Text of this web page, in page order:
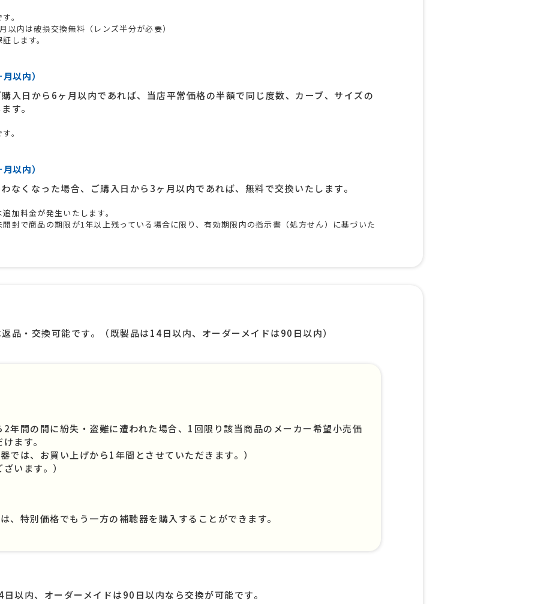
。
内は破損交換無料（レンズ半分が必要）
します。
以内）
入日から6ヶ月以内であれば、当店平常価格の半額で同じ度数、カーブ、サイズの
す。
。
以内）
なくなった場合、ご購入日から3ヶ月以内であれば、無料で交換いたします。
加料金が発生いたします。
封で商品の期限が1年以上残っている場合に限り、有効期限内の指示書（処方せん）に基づいた
品・交換可能です。（既製品は14日以内、オーダーメイドは90日以内）
年間の間に紛失・盗難に遭われた場合、1回限り該当商品のメーカー希望小売価
ます。
では、お買い上げから1年間とさせていただきます。）
います。）
、特別価格でもう一方の補聴器を購入することができます。
以内、オーダーメイドは90日以内なら交換が可能です。